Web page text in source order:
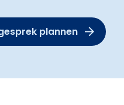
plannen